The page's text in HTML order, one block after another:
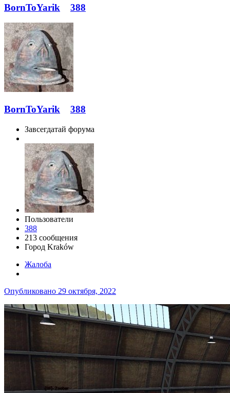
BornToYarik 388
BornToYarik 388
Завсегдатай форума
Пользователи
388
213 сообщения
Город Kraków
Жалоба
Опубликовано 29 октября, 2022